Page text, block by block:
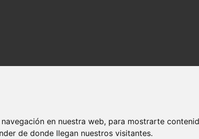
en nuestra web, para mostrarte
de donde llegan nuestros visitantes.